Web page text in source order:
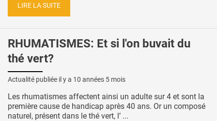
LIRE LA SUITE
RHUMATISMES: Et si l'on buvait du
thé vert?
Actualité publiée il y a 10 années 5 mois
Les rhumatismes affectent ainsi un adulte sur 4 et sont la
première cause de handicap après 40 ans. Or un composé
naturel, présent dans le thé vert, l’ ...